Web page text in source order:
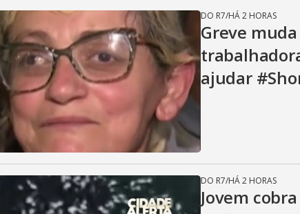
i
d
e
DO R7/HÁ 2 HORAS
Greve
ajudar
DO R7/HÁ 2 HORAS
Jovem